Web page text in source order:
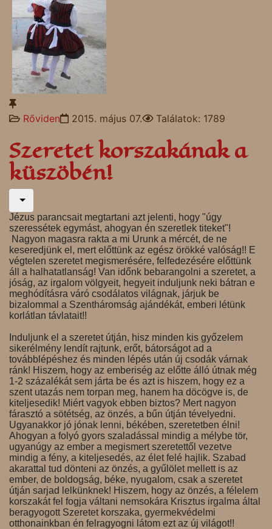
Rőviden 2015. május 07. Találatok: 1789
Szeretet korszakának a
küszöbén!
Jézus parancsait megtartani azt jelenti, hogy "úgy
szeressétek egymást, ahogyan én szeretlek titeket"!
Nagyon magasra rakta a mi Urunk a mércét, de ne
keseredjünk el, mert előttünk az egész örökké valóság!! E
végtelen szeretet megismerésére, felfedezésére előttünk
áll a halhatatlanság! Van időnk bebarangolni a szeretet, a
jóság, az irgalom völgyeit, hegyeit induljunk neki bátran e
meghódításra váró csodálatos világnak, járjuk be
bizalommal a Szentháromság ajándékát, emberi létünk
korlátlan távlatait!!
Induljunk el a szeretet útján, hisz minden kis győzelem
sikerélmény lendít rajtunk, erőt, bátorságot ad a
továbblépéshez és minden lépés után új csodák várnak
ránk! Hiszem, hogy az emberiség az előtte álló útnak még
1-2 százalékát sem járta be és azt is hiszem, hogy ez a
szent utazás nem torpan meg, hanem ha döcögve is, de
kiteljesedik! Miért vagyok ebben biztos? Mert nagyon
fárasztó a sötétség, az önzés, a bűn útján tévelyedni.
Ugyanakkor jó jónak lenni, békében, szeretetben élni!
Ahogyan a folyó gyors szaladással mindig a mélybe tör,
ugyanúgy az ember a megismert szeretettől vezetve
mindig a fény, a kiteljesedés, az élet felé hajlik. Szabad
akarattal tud dönteni az önzés, a gyűlölet mellett is az
ember, de boldogság, béke, nyugalom, csak a szeretet
útján sarjad lelkünknek! Hiszem, hogy az önzés, a félelem
korszakát fel fogja váltani nemsokára Krisztus irgalma által
beragyogott Szeretet korszaka, gyermekvédelmi
otthonainkban én felragyogni látom ezt az új világot!!